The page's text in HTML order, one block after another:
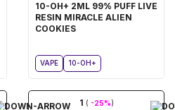
10-OH+ 2ML 99% PUFF LIVE
RESIN MIRACLE ALIEN
COOKIES
VAPE 10-OH+
1 ( -25%)